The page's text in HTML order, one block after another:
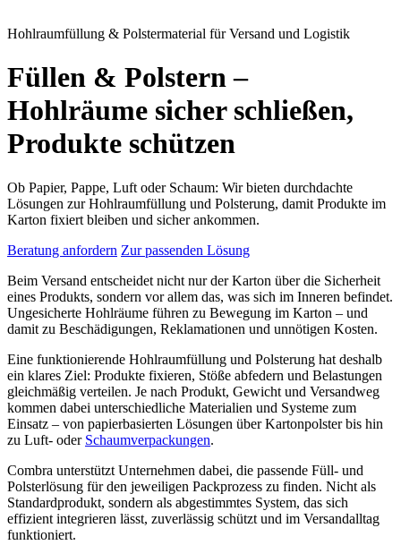
Hohlraumfüllung & Polstermaterial für Versand und Logistik
Füllen & Polstern –
Hohlräume sicher schließen,
Produkte schützen
Ob Papier, Pappe, Luft oder Schaum: Wir bieten durchdachte
Lösungen zur Hohlraumfüllung und Polsterung, damit Produkte im
Karton fixiert bleiben und sicher ankommen.
Beratung anfordern Zur passenden Lösung
Beim Versand entscheidet nicht nur der Karton über die Sicherheit
eines Produkts, sondern vor allem das, was sich im Inneren befindet.
Ungesicherte Hohlräume führen zu Bewegung im Karton – und
damit zu Beschädigungen, Reklamationen und unnötigen Kosten.
Eine funktionierende Hohlraumfüllung und Polsterung hat deshalb
ein klares Ziel: Produkte fixieren, Stöße abfedern und Belastungen
gleichmäßig verteilen. Je nach Produkt, Gewicht und Versandweg
kommen dabei unterschiedliche Materialien und Systeme zum
Einsatz – von papierbasierten Lösungen über Kartonpolster bis hin
zu Luft- oder Schaumverpackungen.
Combra unterstützt Unternehmen dabei, die passende Füll- und
Polsterlösung für den jeweiligen Packprozess zu finden. Nicht als
Standardprodukt, sondern als abgestimmtes System, das sich
effizient integrieren lässt, zuverlässig schützt und im Versandalltag
funktioniert.